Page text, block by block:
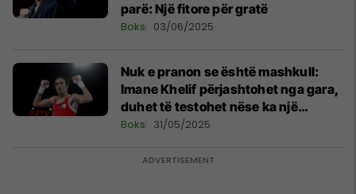
parë: Një fitore për gratë
Boks 03/06/2025
Nuk e pranon se është mashkull:
Imane Khelif përjashtohet nga gara,
duhet të testohet nëse ka një
kromozom Y
Boks 31/05/2025